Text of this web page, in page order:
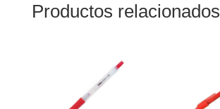
Imp.wilbot
Productos relacionados